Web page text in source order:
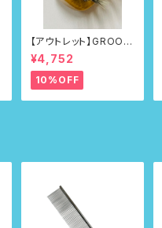
【アウトレット】GROOM
ERブラシNo.218
¥4,752
10%OFF